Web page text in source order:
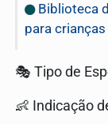
Biblioteca
para crianças
🎭 Tipo de
👶 Indicação